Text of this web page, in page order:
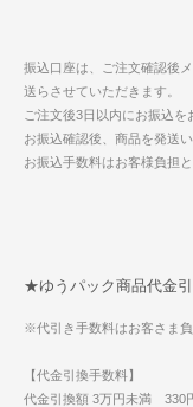
振込口座は、ご注文確認後
送らさせていただきます。
ご注文後3日以内にお振込を
お振込確認後、商品を発送い
お振込手数料はお客様負担
★ゆうパック商品代金引
※代引き手数料はお客さま
【代金引換手数料】
代金引換額 3万円未満 330